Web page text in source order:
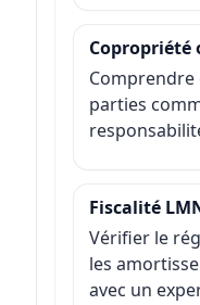
Copropriété
Comprendre
parties
Fiscalité
Vérifier le
les
avec un